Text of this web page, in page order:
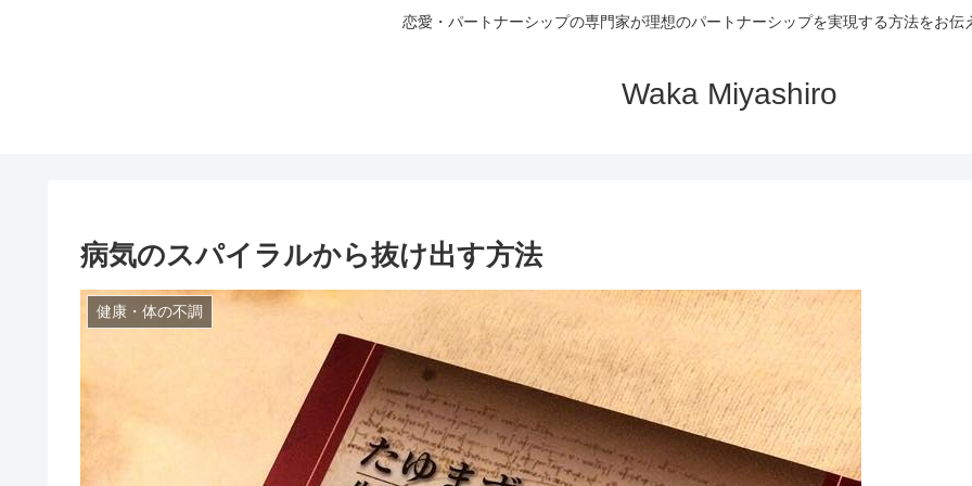
恋愛・パートナーシップの専門家が理想のパートナーシップを実現する方法をお伝
Waka Miyashiro
病気のスパイラルから抜け出す方法
健康・体の不調